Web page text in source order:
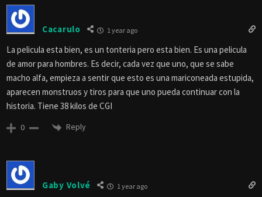
Cacarulo 1 year ago
La pelicula esta bien, es un tonteria pero esta bien. Es una pelicula
de amor para hombres. Es decir, cada vez que uno, que se sabe
macho alfa, empieza a sentir que esto es una mariconeada estupida,
aparecen monstruos y tiros para que uno pueda continuar con la
historia. Tiene 38 kilos de CGI
0 Reply
Gaby Volvé 1 year ago